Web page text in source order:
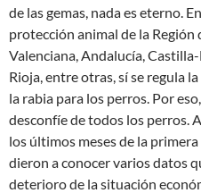
de las gemas, nada es eterno.
protección animal de la
Valenciana, Andalucía,
Rioja, entre otras, sí se regula
la rabia para los perros. Por
desconfíe de todos los perros.
los últimos meses de la
dieron a conocer varios datos
deterioro de la situación